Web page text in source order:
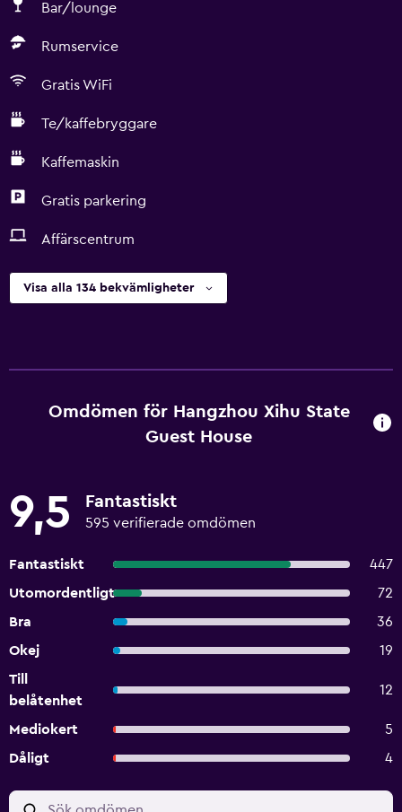
Bar/lounge
Rumservice
Gratis WiFi
Te/kaffebryggare
Kaffemaskin
Gratis parkering
Affärscentrum
Visa alla 134 bekvämligheter
Omdömen för Hangzhou Xihu State
Guest House
9,5 Fantastiskt
595 verifierade omdömen
Fantastiskt
447
Utomordentligt
72
Bra
36
Okej
19
Till
belåtenhet
12
Mediokert
5
Dåligt
4